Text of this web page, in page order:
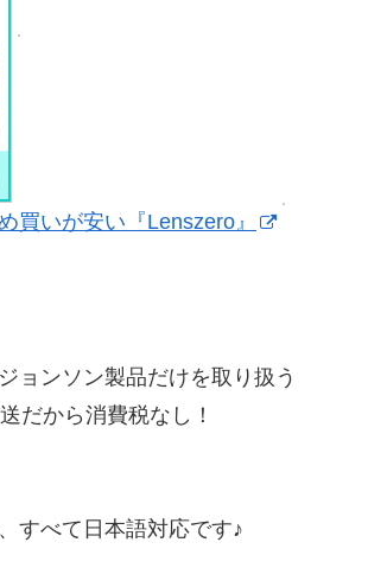
買いが安い『Lenszero』
ョンソン製品だけを取り扱う
だから消費税なし！
すべて日本語対応です♪